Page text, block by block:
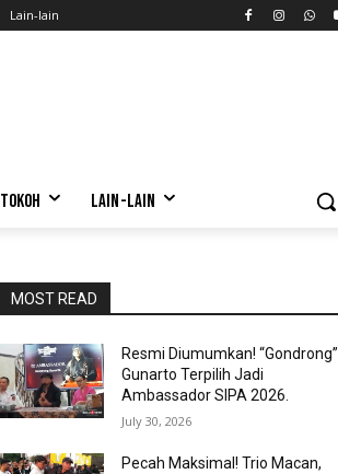
Lain-lain
TOKOH LAIN-LAIN
MOST READ
Resmi Diumumkan! “Gondrong”
Gunarto Terpilih Jadi
Ambassador SIPA 2026.
July 30, 2026
Pecah Maksimal! Trio Macan,